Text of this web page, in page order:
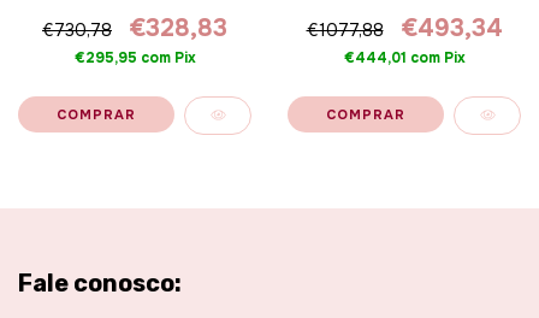
€730,78 €328,83
€295,95 com Pix
€1077,88 €493,34
€444,01 com Pix
Fale conosco: